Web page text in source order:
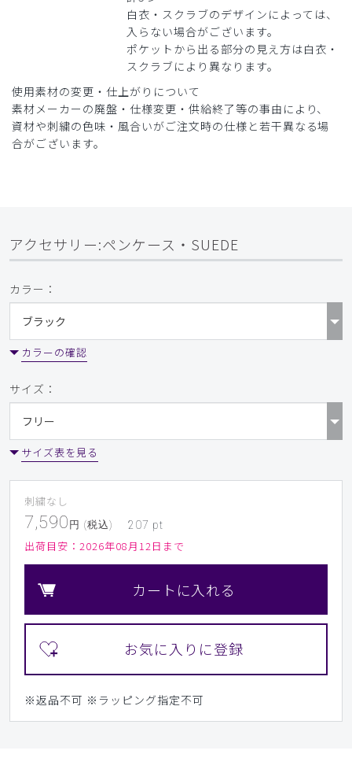
白衣・スクラブのデザインによっては、
入らない場合がございます。
ポケットから出る部分の見え方は白衣・
スクラブにより異なります。
使用素材の変更・仕上がりについて
素材メーカーの廃盤・仕様変更・供給終了等の事由により、
資材や刺繍の色味・風合いがご注文時の仕様と若干異なる場
合がございます。
アクセサリー:ペンケース・SUEDE
カラー：
カラーの確認
サイズ：
サイズ表を見る
刺繍なし
7,590 円 (税込) 207 pt
出荷目安： 2026年08月12日まで
カートに入れる
※返品不可 ※ラッピング指定不可